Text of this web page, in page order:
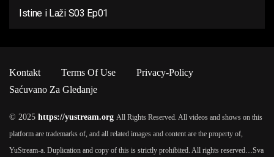
Istine i Laži S03 Ep01
Kontakt Terms Of Use
Privacy-Policy
Saćuvano Za Gledanje
© 2025 https://yustream.org All Rights Reserved. All videos and shows on this
platform are trademarks of, and all related images and content are the property of,
YuStream-a. Duplication and copy of this is strictly prohibited. All rights reserved…Sva